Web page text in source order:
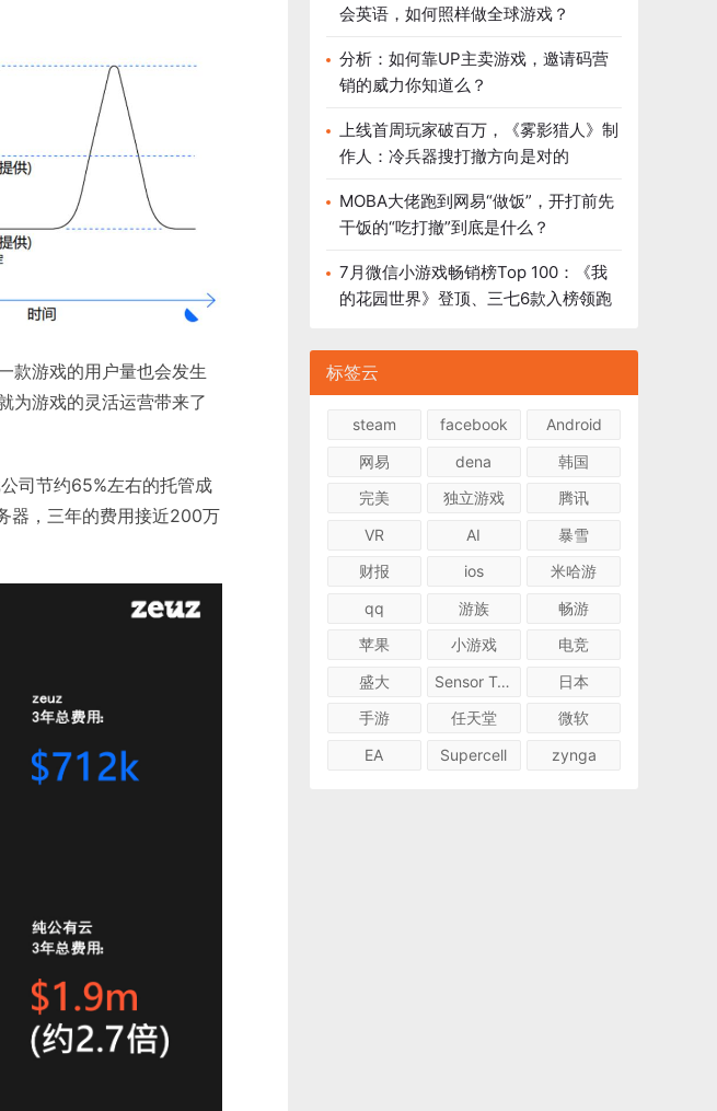
款游戏的用户量也会发生
为游戏的灵活运营带来了
司节约65%左右的托管成
器，三年的费用接近200万
会英语，如何照样做全球游戏？
分析：如何靠UP主卖游戏，邀请码营
销的威力你知道么？
上线首周玩家破百万，《雾影猎人》制
作人：冷兵器搜打撤方向是对的
MOBA大佬跑到网易“做饭”，开打前先
干饭的“吃打撤”到底是什么？
7月微信小游戏畅销榜Top 100：《我
的花园世界》登顶、三七6款入榜领跑
标签云
steam facebook
Android
网易
dena
韩国
完美
独立游戏
腾讯
VR
AI
暴雪
财报
ios
米哈游
qq
游族
畅游
苹果
小游戏
电竞
盛大
Sensor Tower
日本
手游
任天堂
微软
EA
Supercell zynga